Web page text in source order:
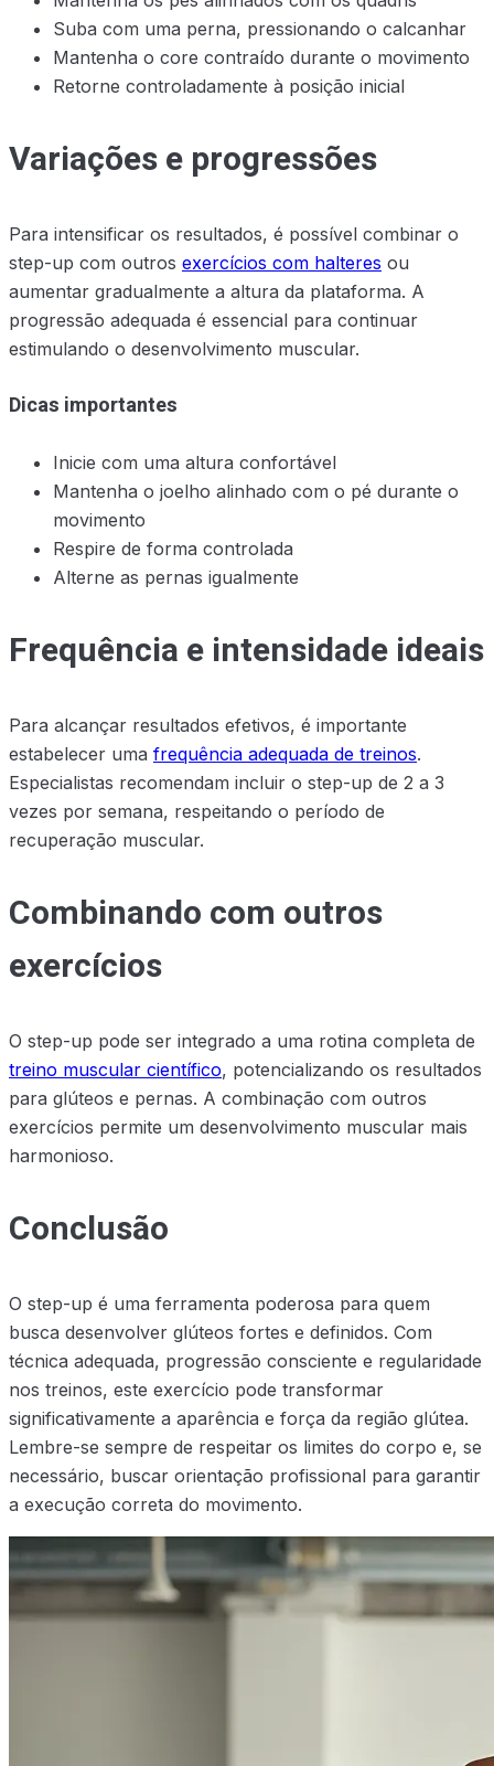
Suba com uma perna, pressionando o calcanhar
Mantenha o core contraído durante o movimento
Retorne controladamente à posição inicial
Variações e progressões
Para intensificar os resultados, é possível combinar o
step-up com outros exercícios com halteres ou
aumentar gradualmente a altura da plataforma. A
progressão adequada é essencial para continuar
estimulando o desenvolvimento muscular.
Dicas importantes
Inicie com uma altura confortável
Mantenha o joelho alinhado com o pé durante o
movimento
Respire de forma controlada
Alterne as pernas igualmente
Frequência e intensidade ideais
Para alcançar resultados efetivos, é importante
estabelecer uma frequência adequada de treinos.
Especialistas recomendam incluir o step-up de 2 a 3
vezes por semana, respeitando o período de
recuperação muscular.
Combinando com outros
exercícios
O step-up pode ser integrado a uma rotina completa de
treino muscular científico, potencializando os resultados
para glúteos e pernas. A combinação com outros
exercícios permite um desenvolvimento muscular mais
harmonioso.
Conclusão
O step-up é uma ferramenta poderosa para quem
busca desenvolver glúteos fortes e definidos. Com
técnica adequada, progressão consciente e regularidade
nos treinos, este exercício pode transformar
significativamente a aparência e força da região glútea.
Lembre-se sempre de respeitar os limites do corpo e, se
necessário, buscar orientação profissional para garantir
a execução correta do movimento.